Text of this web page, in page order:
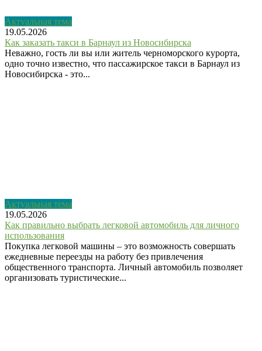
Актуальная тема
19.05.2026
Как заказать такси в Барнаул из Новосибирска
Неважно, гость ли вы или житель черноморского курорта,
одно точно известно, что пассажирское такси в Барнаул из
Новосибирска - это...
Актуальная тема
19.05.2026
Как правильно выбрать легковой автомобиль для личного
использования
Покупка легковой машины – это возможность совершать
ежедневные переезды на работу без привлечения
общественного транспорта. Личный автомобиль позволяет
организовать туристические...